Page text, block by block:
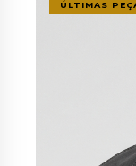
ÚLTIMAS